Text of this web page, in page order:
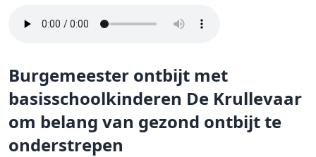
Burgemeester ontbijt met
basisschoolkinderen De Krullevaar
om belang van gezond ontbijt te
onderstrepen